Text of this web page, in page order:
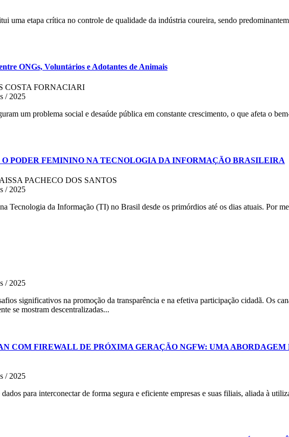
uma etapa crítica no controle de qualidade da indústria coureira, sendo
ONGs, Voluntários e Adotantes de Animais
COSTA FORNACIARI
/ 2025
um problema social e desaúde pública em constante crescimento, o que afeta o
PODER FEMININO NA TECNOLOGIA DA INFORMAÇÃO BRASILEIRA
PACHECO DOS SANTOS
/ 2025
Tecnologia da Informação (TI) no Brasil desde os primórdios até os dias atuais. Por
/ 2025
significativos na promoção da transparência e na efetiva participação cidadã. Os
se mostram descentralizadas...
COM FIREWALL DE PRÓXIMA GERAÇÃO NGFW: UMA ABORDAGEM
/ 2025
para interconectar de forma segura e eficiente empresas e suas filiais, aliada à